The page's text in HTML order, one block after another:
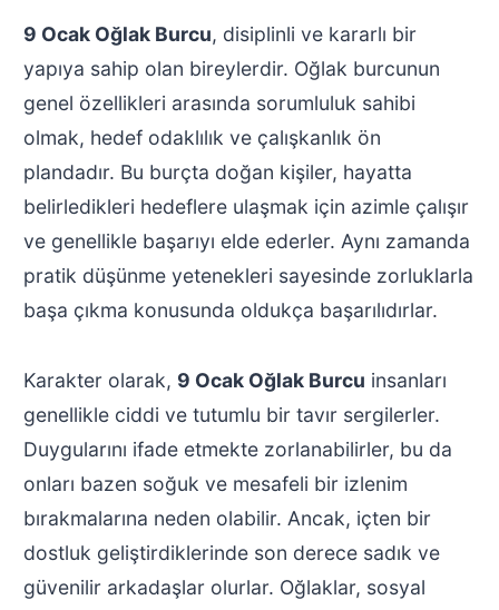
9 Ocak Oğlak Burcu, disiplinli ve kararlı bir
yapıya sahip olan bireylerdir. Oğlak burcunun
genel özellikleri arasında sorumluluk sahibi
olmak, hedef odaklılık ve çalışkanlık ön
plandadır. Bu burçta doğan kişiler, hayatta
belirledikleri hedeflere ulaşmak için azimle çalışır
ve genellikle başarıyı elde ederler. Aynı zamanda
pratik düşünme yetenekleri sayesinde zorluklarla
başa çıkma konusunda oldukça başarılıdırlar.
Karakter olarak, 9 Ocak Oğlak Burcu insanları
genellikle ciddi ve tutumlu bir tavır sergilerler.
Duygularını ifade etmekte zorlanabilirler, bu da
onları bazen soğuk ve mesafeli bir izlenim
bırakmalarına neden olabilir. Ancak, içten bir
dostluk geliştirdiklerinde son derece sadık ve
güvenilir arkadaşlar olurlar. Oğlaklar, sosyal